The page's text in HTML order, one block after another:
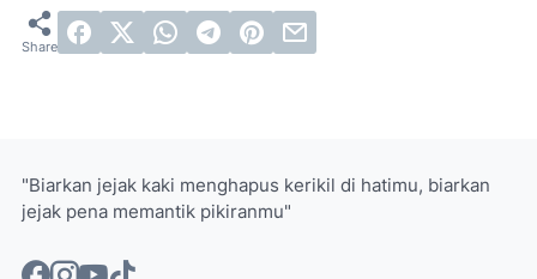
"Biarkan jejak kaki menghapus kerikil di hatimu, biarkan
jejak pena memantik pikiranmu"